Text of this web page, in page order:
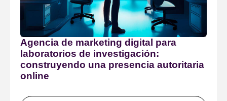
Agencia de marketing digital para
laboratorios de investigación:
construyendo una presencia autoritaria
online